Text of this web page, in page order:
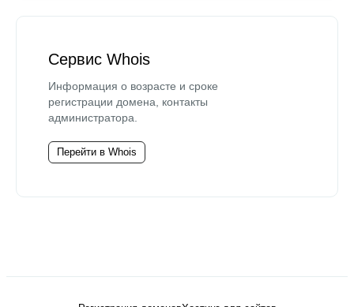
Сервис Whois
Информация о возрасте и сроке
регистрации домена, контакты
администратора.
Перейти в Whois